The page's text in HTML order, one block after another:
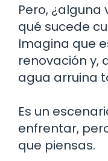
Pero,
qué sucede
Imagina que
renovación y,
agua arruina
Es un
enfrentar,
que piensas.